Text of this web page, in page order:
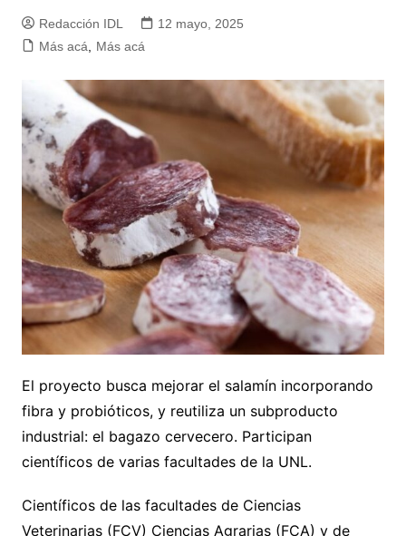
Redacción IDL
12 mayo, 2025
Más acá, Más acá
El proyecto busca mejorar el salamín incorporando
fibra y probióticos, y reutiliza un subproducto
industrial: el bagazo cervecero. Participan
científicos de varias facultades de la UNL.
Científicos de las facultades de Ciencias
Veterinarias (FCV) Ciencias Agrarias (FCA) y de